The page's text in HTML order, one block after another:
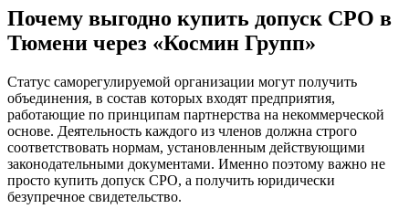
Почему выгодно купить допуск СРО в
Тюмени через «Космин Групп»
Статус саморегулируемой организации могут получить
объединения, в состав которых входят предприятия,
работающие по принципам партнерства на некоммерческой
основе. Деятельность каждого из членов должна строго
соответствовать нормам, установленным действующими
законодательными документами. Именно поэтому важно не
просто купить допуск СРО, а получить юридически
безупречное свидетельство.